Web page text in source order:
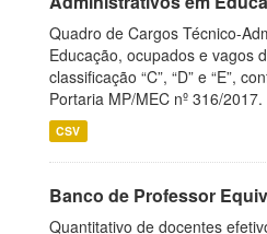
Quadro de Cargos Técnico-
Educação, ocupados e vagos
classificação “C”, “D” e “E”,
Portaria MP/MEC nº 316/2017.
CSV
Banco de Professor
Quantitativo de docentes